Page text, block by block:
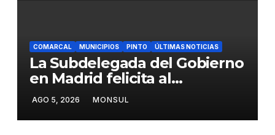
COMARCAL MUNICIPIOS PINTO ÚLTIMAS NOTICIAS
La Subdelegada del Gobierno
en Madrid felicita al
Ayuntamiento de Pinto por
su dispositivo de seguridad
en las Fiestas Patronales
AGO 5, 2026 MONSUL